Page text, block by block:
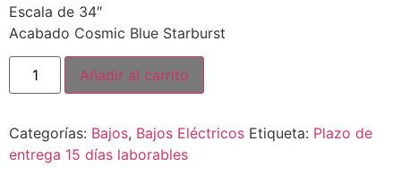
Escala de 34″
Acabado Cosmic Blue Starburst
Añadir al carrito
Categorías: Bajos, Bajos Eléctricos Etiqueta: Plazo de
entrega 15 días laborables